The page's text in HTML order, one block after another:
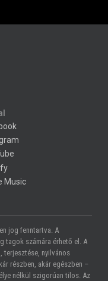
Music
jog fenntartva. A
tagok számára érhető el. A
terjesztése, nyilvános
részben, akár egészben –
nélkül szigorúan tilos. Az